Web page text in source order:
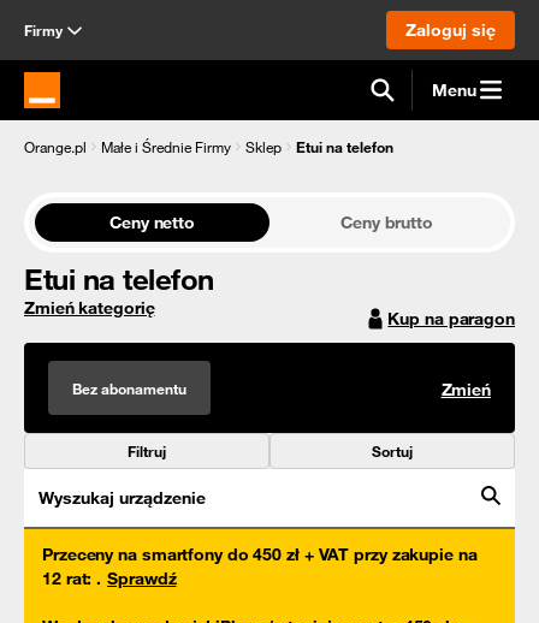
Firmy Zaloguj się
Strona główna Orange.pl Menu
Orange.pl Małe i Średnie Firmy Sklep Etui na telefon
Ceny netto Ceny brutto
Etui na telefon
Zmień kategorię Kup na paragon
Bez abonamentu Zmień
Filtruj Sortuj
Wyszukaj urządzenie
Przeceny na smartfony do 450 zł + VAT przy zakupie na
12 rat: . Sprawdź